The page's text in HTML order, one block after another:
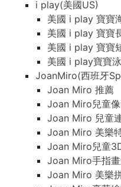
i play(美國US)
美國 i play 寶寶
美國 i play 寶寶
美國 i play 寶寶
美國 i play寶寶
JoanMiro(西班牙
Joan Miro 推薦
Joan Miro兒童
Joan Miro 兒童
Joan Miro 美樂
Joan Miro兒童
Joan Miro手指
Joan Miro 美樂